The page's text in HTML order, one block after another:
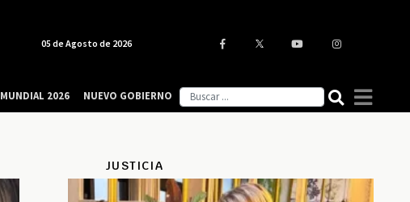
JUSTICIA
05 de Agosto de 2026
MUNDIAL 2026 NUEVO GOBIERNO